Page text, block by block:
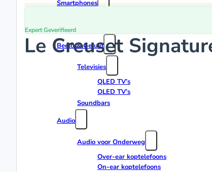
Smartphones
Beeld & Geluid
Televisies
QLED TV’s
OLED TV’s
Soundbars
Audio
Audio voor Onderweg
Over-ear koptelefoons
On-ear koptelefoons
Expert Geverifieerd
Le Creuset